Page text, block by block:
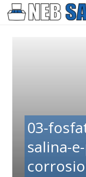
Testimonianze
Contatti
03-
salina-